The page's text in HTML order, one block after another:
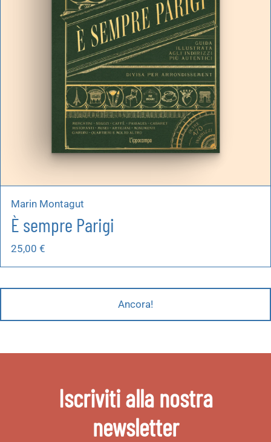
Marin Montagut
È sempre Parigi
25,00 €
Ancora!
Iscriviti alla nostra
newsletter